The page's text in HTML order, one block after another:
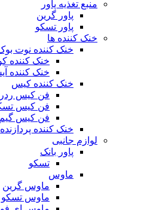
منبع تغذیه‌ پاور
پاور گرین
پاور تسکو
خنک کننده ها
خنک کننده نوت
خنک کننده
خنک کننده
خنک کننده کیس
فن کیس
فن کیس
فن کیس
خنک کننده پردازنده
لوازم جانبی
پاور بانک
تسکو
ماوس
ماوس گرین
ماوس تسکو